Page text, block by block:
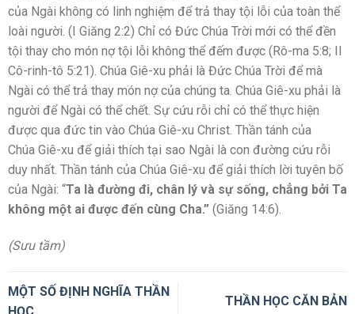
của Ngài không có linh nghiệm để trả thay tội lỗi của toàn thể
loài người. (I Giăng 2:2) Chỉ có Đức Chúa Trời mới có thể đền
tội thay cho món nợ tội lỗi không thể đếm được (Rô-ma 5:8; II
Cô-rinh-tô 5:21). Chúa Giê-xu phải là Đức Chúa Trời để mà
Ngài có thể trả thay món nợ của chúng ta. Chúa Giê-xu phải là
người để Ngài có thể chết. Sự cứu rỗi chỉ có thể thực hiện
được qua đức tin vào Chúa Giê-xu Christ. Thần tánh của
Chúa Giê-xu để giải thích tại sao Ngài là con đường cứu rỗi
duy nhất. Thần tánh của Chúa Giê-xu để giải thích lời tuyên bố
của Ngài: “Ta là đường đi, chân lý và sự sống, chẳng bởi Ta
không một ai được đến cùng Cha.” (Giăng 14:6).
(Sưu tầm)
MỘT SỐ ĐỊNH NGHĨA THẦN
HỌC
THẦN HỌC CĂN BẢN